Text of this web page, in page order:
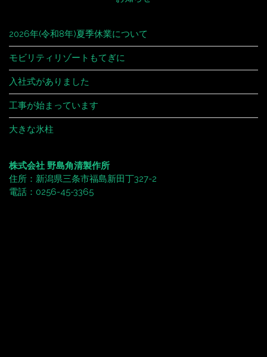
2026年(令和8年)夏季休業について
モビリティリゾートもてぎに
入社式がありました
工事が始まっています
大きな氷柱
株式会社 野島角清製作所
住所：新潟県三条市福島新田丁327-2
電話：0256-45-3365